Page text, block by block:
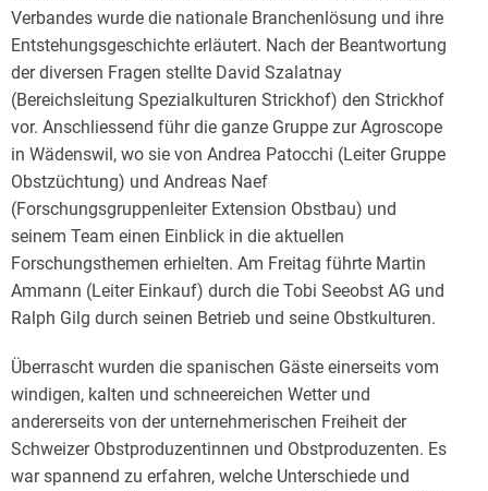
Verbandes wurde die nationale Branchenlösung und ihre
Entstehungsgeschichte erläutert. Nach der Beantwortung
der diversen Fragen stellte David Szalatnay
(Bereichsleitung Spezialkulturen Strickhof) den Strickhof
vor. Anschliessend führ die ganze Gruppe zur Agroscope
in Wädenswil, wo sie von Andrea Patocchi (Leiter Gruppe
Obstzüchtung) und Andreas Naef
(Forschungsgruppenleiter Extension Obstbau) und
seinem Team einen Einblick in die aktuellen
Forschungsthemen erhielten. Am Freitag führte Martin
Ammann (Leiter Einkauf) durch die Tobi Seeobst AG und
Ralph Gilg durch seinen Betrieb und seine Obstkulturen.
Überrascht wurden die spanischen Gäste einerseits vom
windigen, kalten und schneereichen Wetter und
andererseits von der unternehmerischen Freiheit der
Schweizer Obstproduzentinnen und Obstproduzenten. Es
war spannend zu erfahren, welche Unterschiede und